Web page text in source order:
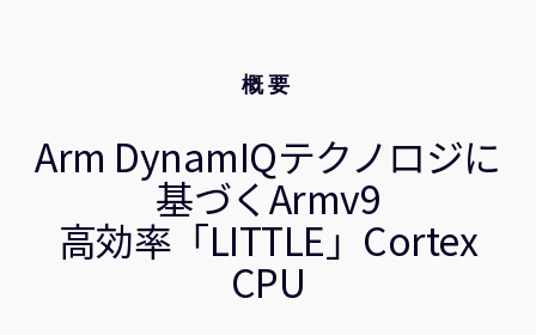
研究連携
ウェブサイト
IR関連
セキュリティ脆弱性の報告
概要
Arm DynamIQテクノロジに
基づくArmv9
高効率「LITTLE」Cortex
CPU